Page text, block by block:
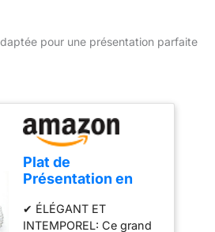
pour une présentation parfaite
Plat de
Présentation en
Grand Plateau de
Service
✔ ÉLÉGANT ET
INTEMPOREL: Ce grand